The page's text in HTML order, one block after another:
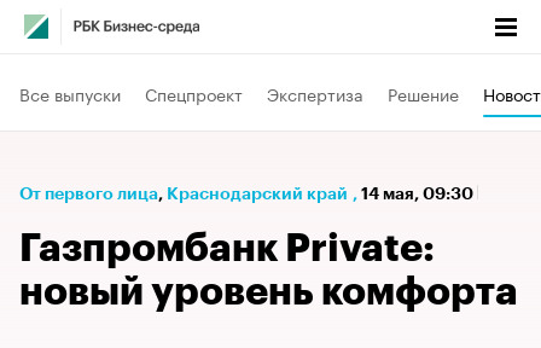
Все выпуски Спецпроект Экспертиза Решение
От первого лица⁠, Краснодарский край , 14 мая, 09:30
Газпромбанк Private:
новый уровень комфорта